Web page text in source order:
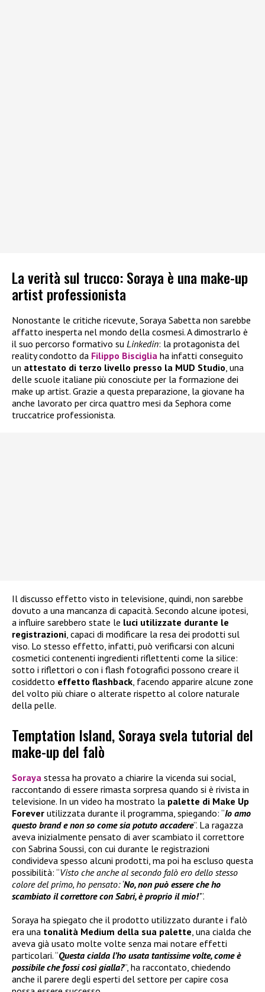
La verità sul trucco: Soraya è una make-up
artist professionista
Nonostante le critiche ricevute, Soraya Sabetta non sarebbe
affatto inesperta nel mondo della cosmesi. A dimostrarlo è
il suo percorso formativo su Linkedin: la protagonista del
reality condotto da Filippo Bisciglia ha infatti conseguito
un attestato di terzo livello presso la MUD Studio , una
delle scuole italiane più conosciute per la formazione dei
make up artist. Grazie a questa preparazione, la giovane ha
anche lavorato per circa quattro mesi da Sephora come
truccatrice professionista.
Il discusso effetto visto in televisione, quindi, non sarebbe
dovuto a una mancanza di capacità. Secondo alcune ipotesi,
a influire sarebbero state le luci utilizzate durante le
registrazioni , capaci di modificare la resa dei prodotti sul
viso. Lo stesso effetto, infatti, può verificarsi con alcuni
cosmetici contenenti ingredienti riflettenti come la silice:
sotto i riflettori o con i flash fotografici possono creare il
cosiddetto effetto flashback , facendo apparire alcune zone
del volto più chiare o alterate rispetto al colore naturale
della pelle.
Temptation Island, Soraya svela tutorial del
make-up del falò
Soraya stessa ha provato a chiarire la vicenda sui social,
raccontando di essere rimasta sorpresa quando si è rivista in
televisione. In un video ha mostrato la palette di Make Up
Forever utilizzata durante il programma, spiegando: “Io amo
questo brand e non so come sia potuto accadere”. La ragazza
aveva inizialmente pensato di aver scambiato il correttore
con Sabrina Soussi, con cui durante le registrazioni
condivideva spesso alcuni prodotti, ma poi ha escluso questa
possibilità: “Visto che anche al secondo falò ero dello stesso
colore del primo, ho pensato: ‘No, non può essere che ho
scambiato il correttore con Sabri, è proprio il mio!’”.
Soraya ha spiegato che il prodotto utilizzato durante i falò
era una tonalità Medium della sua palette, una cialda che
aveva già usato molte volte senza mai notare effetti
particolari. “Questa cialda l’ho usata tantissime volte, come è
possibile che fossi così gialla?”, ha raccontato, chiedendo
anche il parere degli esperti del settore per capire cosa